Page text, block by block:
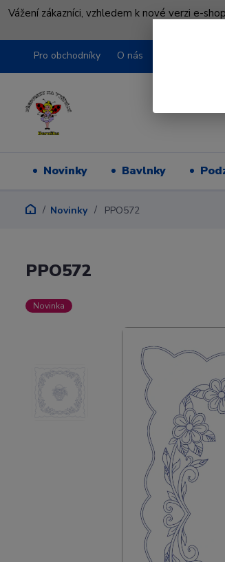
Vážení zákazníci, vzhledem k nové verzi e-
Pro obchodníky O nás
Novinky Bavlnky
Novinky PPO572
PPO572
Novinka